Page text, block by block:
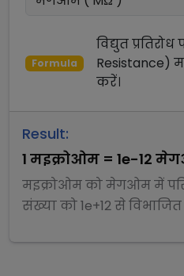
Formula
विद्युत
Resistance)
करें।
Result:
1 मइक्रोओम = 1e-12
मइक्रोओमकोमेगओममें
संख्या को1e+12सेविभाजित